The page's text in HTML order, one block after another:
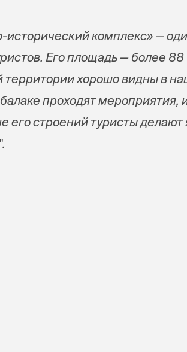
исторический комплекс» —
Его площадь — более 88
хорошо видны в
проходят мероприятия,
его строений туристы